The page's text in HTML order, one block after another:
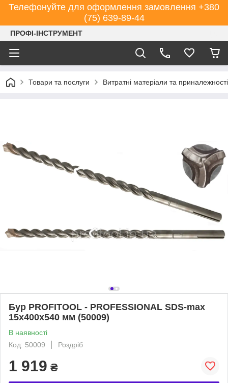
Телефонуйте для оформлення замовлення +380
(75) 639-89-44
ПРОФІ-ІНСТРУМЕНТ
Товари та послуги Витратні матеріали та
Бур PROFITOOL - PROFESSIONAL SDS-max
15x400x540 мм (50009)
В наявності
Код: 50009
Роздріб
1 919 ₴